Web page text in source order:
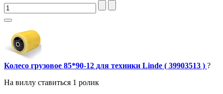
Колесо грузовое 85*90-12 для техники Linde ( 39903513 ) ?
На виллу ставиться 1 ролик